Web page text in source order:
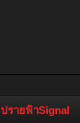
ปรายฟ้าSignal